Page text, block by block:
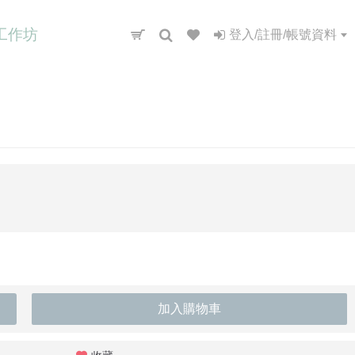
登入/註冊/帳號資料
作坊
加入購物車